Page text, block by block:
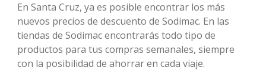
En Santa Cruz, ya es posible encontrar los más
nuevos precios de descuento de Sodimac. En las
tiendas de Sodimac encontrarás todo tipo de
productos para tus compras semanales, siempre
con la posibilidad de ahorrar en cada viaje.